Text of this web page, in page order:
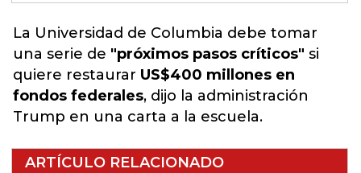
La Universidad de Columbia debe tomar
una serie de "próximos pasos críticos" si
quiere restaurar US$400 millones en
fondos federales, dijo la administración
Trump en una carta a la escuela.
ARTÍCULO RELACIONADO